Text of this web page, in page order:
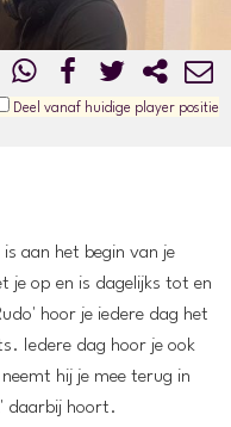
Deel vanaf huidige player positie
aan het begin van je
je op en is dagelijks tot en
hoor je iedere dag het
Iedere dag hoor je ook
hij je mee terug in
daarbij hoort.